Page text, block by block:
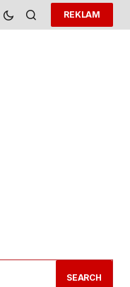
REKLAM
SEARCH